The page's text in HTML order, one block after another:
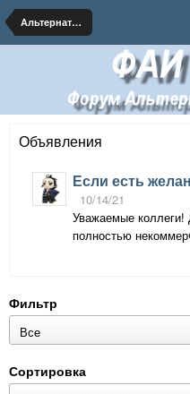
Альтернативные миры
Объявления
Если есть
10/14/21
Уважаемые
полностью
Фильтр
Сортировка